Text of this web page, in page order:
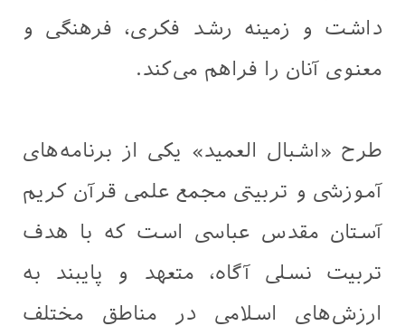
داشت و زمینه رشد فکری، فرهنگی و
معنوی آنان را فراهم می‌کند.
طرح «اشبال العمید» یکی از برنامه‌های
آموزشی و تربیتی مجمع علمی قرآن کریم
آستان مقدس عباسی است که با هدف
تربیت نسلی آگاه، متعهد و پایبند به
ارزش‌های اسلامی در مناطق مختلف